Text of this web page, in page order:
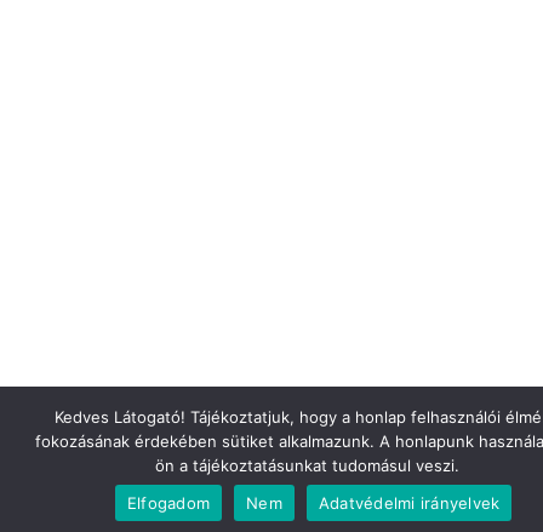
Kedves Látogató! Tájékoztatjuk, hogy a honlap felhasználói
fokozásának érdekében sütiket alkalmazunk. A honlapunk
ön a tájékoztatásunkat tudomásul veszi.
Elfogadom
Nem Adatvédelmi irányelvek